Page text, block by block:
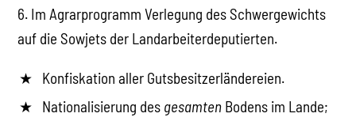
6. Im Agrarprogramm Verlegung des Schwergewichts
auf die Sowjets der Landarbeiterdeputierten.
Konfiskation aller Gutsbesitzerländereien.
Nationalisierung des gesamtenBodens im Lande;